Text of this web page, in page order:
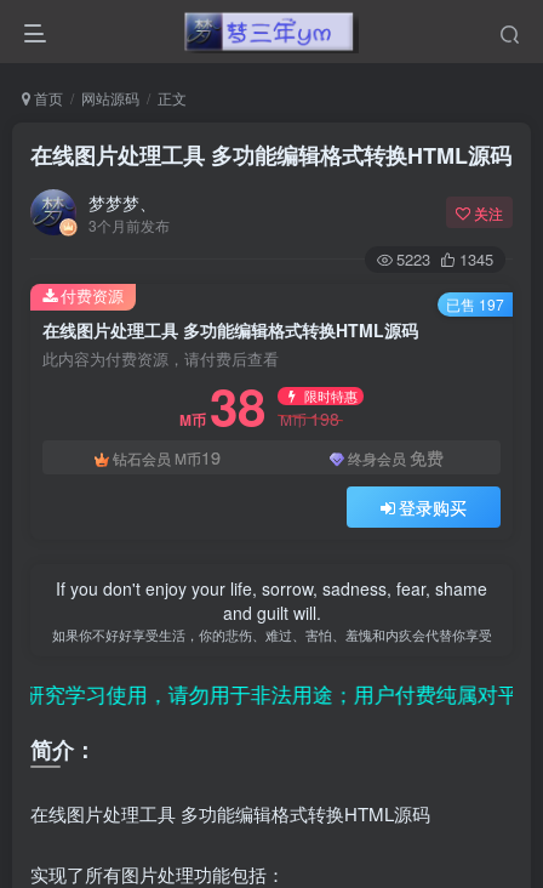
首页 网站源码 正文
在线图片处理工具 多功能编辑格式转换HTML源码
梦梦梦、
3个月前发布
关注
5223 1345
在线图片处理工具 多功能编辑格式转换HTML源码
此内容为付费资源，请付费后查看
M币 38 限时特惠
M币198
钻石会员 M币19 终身会员 免费
登录购买
付费资源 已售 197
If you don't enjoy your life, sorrow, sadness, fear, shame
and guilt will.
如果你不好好享受生活，你的悲伤、难过、害怕、羞愧和内疚会代替你享受
学习使用，请勿用于非法用途；用户付费纯属对平台
简介：
在线图片处理工具 多功能编辑格式转换HTML源码
实现了所有图片处理功能包括：